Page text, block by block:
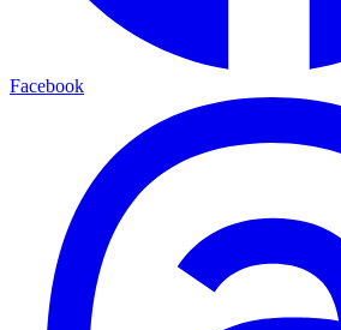
Facebook